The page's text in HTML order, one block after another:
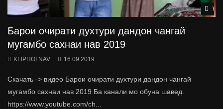
Барои очирати духтури дандон чангай
мугамбо сахнаи нав 2019
KLIPHOI NAV 16.09.2019
Скачать -> видео Барои очирати духтури дандон чангай
мугамбо сахнаи нав 2019 Ба канали мо обуна шавед.
https://www.youtube.com/ch...